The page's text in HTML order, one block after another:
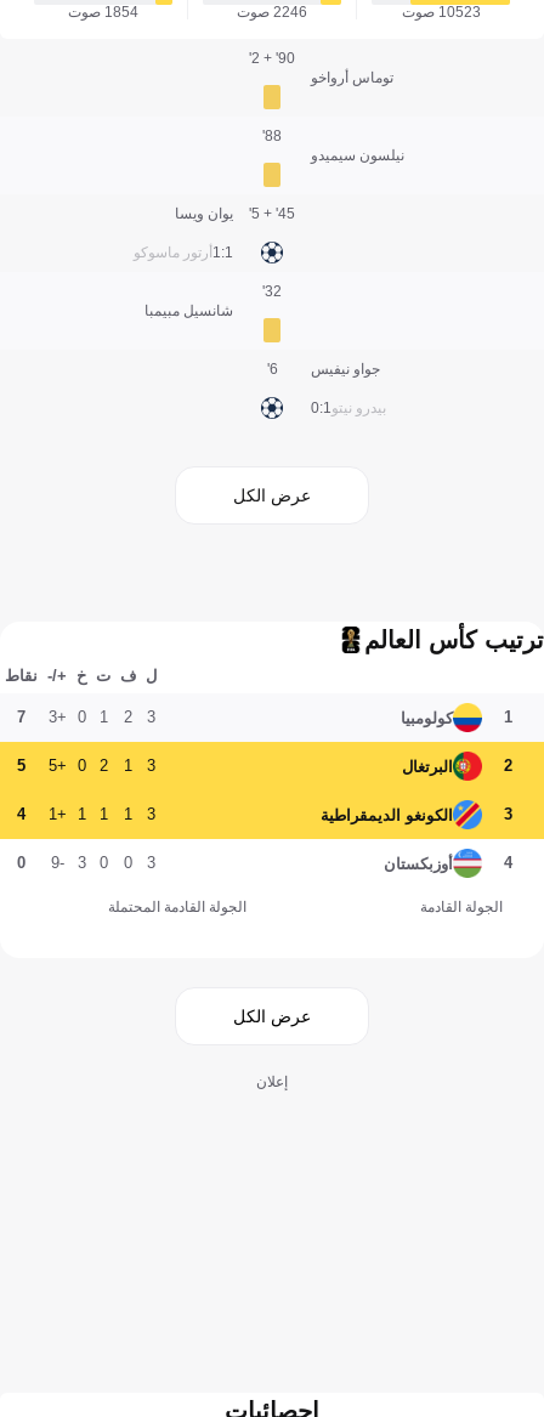
10523 صوت
2246 صوت
1854 صوت
توماس أرواخو
90' + 2'
نيلسون سيميدو
88'
يوان ويسا
أرتور ماسوكو 1:1
45' + 5'
شانسيل مبيمبا
32'
جواو نيفيس
بيدرو نيتو1:0
6'
عرض الكل
ترتيب كأس العالم
ل ف ت خ +/- نقاط
1 كولومبيا 3
2
1
0
+3
7
2 البرتغال 3
1
2
0
+5
5
3 الكونغو الديمقراطية 3
1
1
1
+1
4
4 أوزبكستان 3
0
0
3
-9
0
الجولة القادمة الجولة القادمة المحتملة
عرض الكل
إعلان
احصائيات